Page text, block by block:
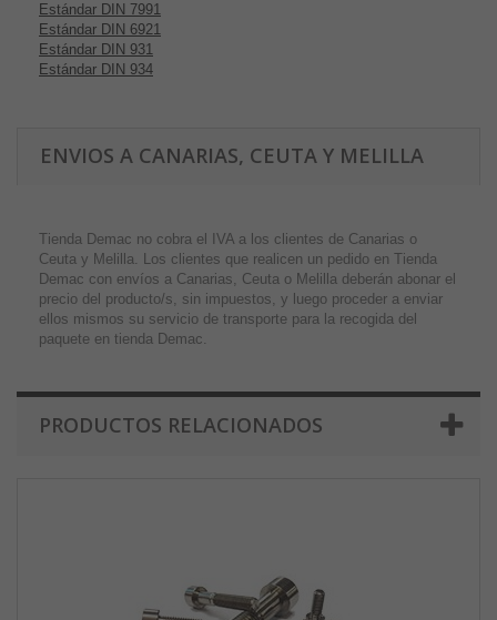
Estándar DIN 7991
Estándar DIN 6921
Estándar DIN 931
Estándar DIN 934
ENVIOS A CANARIAS, CEUTA Y MELILLA
Tienda Demac no cobra el IVA a los clientes de Canarias o
Ceuta y Melilla. Los clientes que realicen un pedido en Tienda
Demac con envíos a Canarias, Ceuta o Melilla deberán abonar el
precio del producto/s, sin impuestos, y luego proceder a enviar
ellos mismos su servicio de transporte para la recogida del
paquete en tienda Demac.
PRODUCTOS RELACIONADOS